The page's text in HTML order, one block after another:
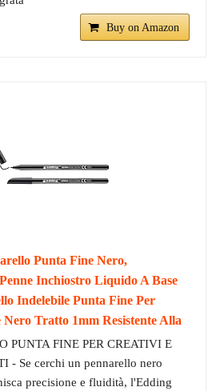
Buy on Amazon
Punta Fine Nero,
Inchiostro Liquido A Base
Indelebile Punta Fine Per
Tratto 1mm Resistente Alla
PUNTA FINE PER CREATIVI E
- Se cerchi un pennarello nero
precisione e fluidità, l'Edding